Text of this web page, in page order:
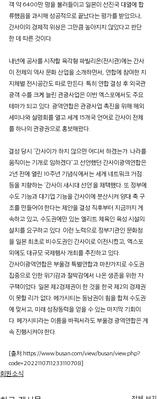
객 약 6400만 명을 불러들이고 일본이 선진국 대열에 합
류했음을 과시해 성공적으로 끝났다는 평가를 받았으나,
간사이의 경제적 위상은 그만큼 높아지지 않았다고 판단
한 데 따른 것이다.
내년에 공사를 시작할 육각형 파빌리온(전시관)에는 간사
이 전체의 역사 문화 산업을 소개하면서, 연합에 참여한 지
지체별 전시공간도 따로 만든다. 특히 연합 결성 후 외국관
광객 수를 크게 늘린 관광사업은 이번 엑스포에서도 주요
테마가 되고 있다. 광역연합은 관광사업 촉진을 위해 해외
세미나와 설명회를 열고 세계 15개국 언어로 간사이 전체
를 하나의 관광권으로 홍보해왔다.
결성 당시 “간사이가 하지 않으면 어디서 하겠는가. 나라를
움직이는 기개로 임하겠다”고 선언했던 간사이광역연합은
2년 전에 열린 10주년 기념식에서는 세계 네트워크 거점
등을 지향하는 ‘간사이 새시대 선언’을 채택했다. 또 정부에
수도 기능과 대기업 기능을 간사이에 분산시켜 양대 축 구
조를 만들어야 한다는 제안을 결성 직후부터 지금까지 계
속하고 있고, 수도권에만 있는 엘리트 체육인 육성 시설의
설치를 요구하고 있다. 이런 노력으로 정부기관인 문화청
을 일본 최초로 비수도권인 간사이로 이전시켰고, 엑스포
외에도 대규모 국제행사 개최를 추진하고 있다.
간사이광역연합은 부울경 특별연합과 마찬가지로 수도권
집중으로 인한 위기감과 절박감에서 나온 생존을 위한 자
구책이었다. 일본 제2경제권이 한 것을 한국 제2의 경제권
이 못할 리가 없다. 메가시티는 동남권이 힘을 합쳐 수도권
에 맞서고, 미래 성장동력을 얻을 수 있는 마지막 기회이
다. 메가시티라는 이름을 바꿔서라도 부울경 광역연합은 계
속 진행시켜야 한다.
[출처:https://www.busan.com/view/busan/view.php?
code=2022110711233110708]
회원소식